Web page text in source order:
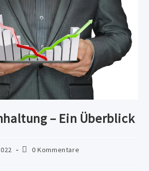
– Ein Überblick
Beitrags-
0 Kommentare